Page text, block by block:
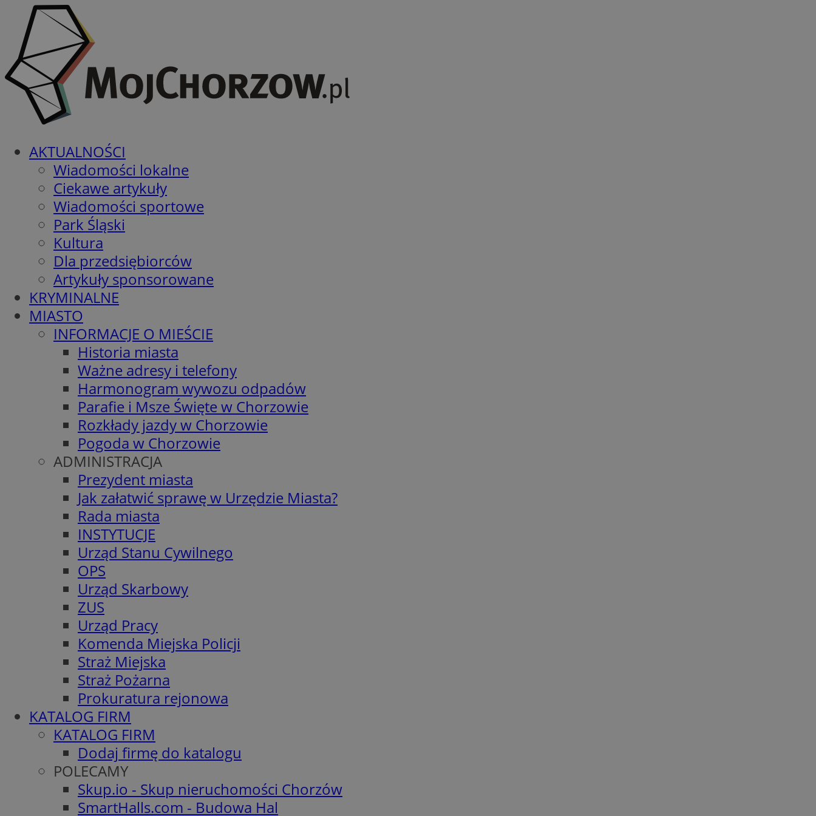
AKTUALNOŚCI
Wiadomości lokalne
Ciekawe artykuły
Wiadomości sportowe
Park Śląski
Kultura
Dla przedsiębiorców
Artykuły sponsorowane
KRYMINALNE
MIASTO
INFORMACJE O MIEŚCIE
Historia miasta
Ważne adresy i telefony
Harmonogram wywozu odpadów
Parafie i Msze Święte w Chorzowie
Rozkłady jazdy w Chorzowie
Pogoda w Chorzowie
ADMINISTRACJA
Prezydent miasta
Jak załatwić sprawę w Urzędzie Miasta?
Rada miasta
INSTYTUCJE
Urząd Stanu Cywilnego
OPS
Urząd Skarbowy
ZUS
Urząd Pracy
Komenda Miejska Policji
Straż Miejska
Straż Pożarna
Prokuratura rejonowa
KATALOG FIRM
KATALOG FIRM
Dodaj firmę do katalogu
POLECAMY
Skup.io - Skup nieruchomości Chorzów
SmartHalls.com - Budowa Hal